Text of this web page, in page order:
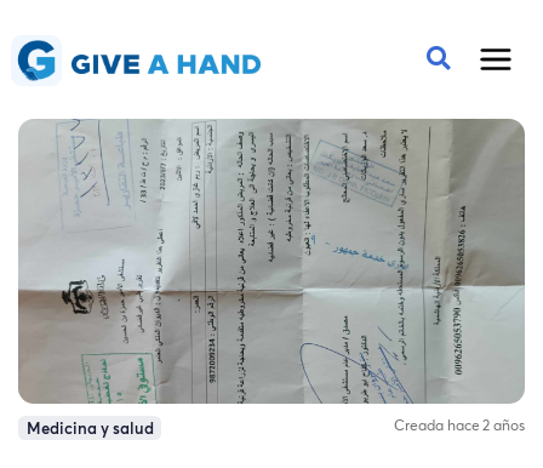
Medicina y salud Creada hace 2 años